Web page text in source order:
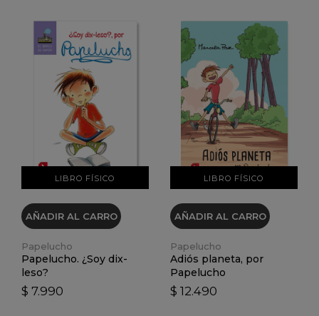
LIBRO FÍSICO
VER DETALLES
AÑADIR AL CARRO
Papelucho
Papelucho. ¿Soy dix-
leso?
$ 7.990
LIBRO FÍSICO
VER DETALLES
AÑADIR AL CARRO
Papelucho
Adiós planeta, por
Papelucho
$ 12.490